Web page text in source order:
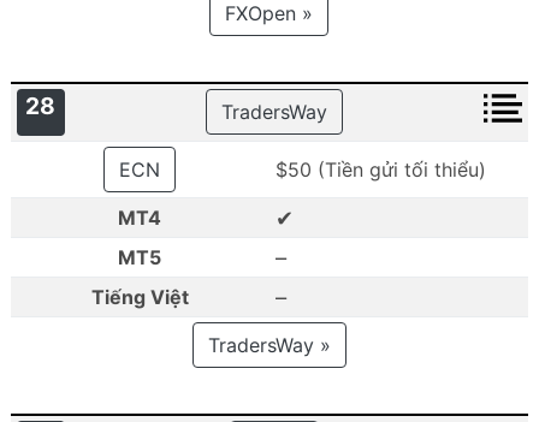
FXOpen »
28 TradersWay
ECN
$50 (Tiền gửi tối thiểu)
MT4
✔
MT5 –
Tiếng Việt –
TradersWay »